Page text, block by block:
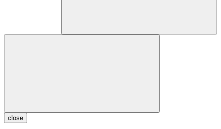
close